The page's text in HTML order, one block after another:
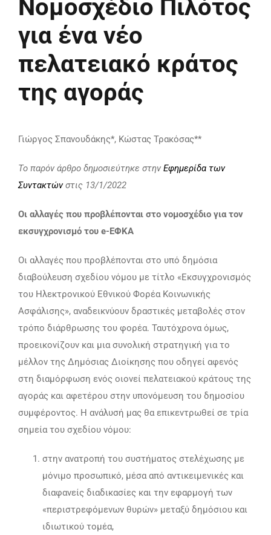
ΕΠΙΚΟΙΝΩΝΙΑ
Νομοσχέδιο Πιλότος
για ένα νέο
πελατειακό κράτος
της αγοράς
Γιώργος Σπανουδάκης*, Κώστας Τρακόσας**
To παρόν άρθρο δημοσιεύτηκε στην Εφημερίδα των
Συντακτώνστις 13/1/2022
Οι αλλαγές που προβλέπονται στο νομοσχέδιο για τον
εκσυγχρονισμό του e-ΕΦΚΑ
Οι αλλαγές που προβλέπονται στο υπό δημόσια
διαβούλευση σχεδίου νόμου με τίτλο «Εκσυγχρονισμός
του Ηλεκτρονικού Εθνικού Φορέα Κοινωνικής
Ασφάλισης», αναδεικνύουν δραστικές μεταβολές στον
τρόπο διάρθρωσης του φορέα. Ταυτόχρονα όμως,
προεικονίζουν και μια συνολική στρατηγική για το
μέλλον της Δημόσιας Διοίκησης που οδηγεί αφενός
στη διαμόρφωση ενός οιονεί πελατειακού κράτους της
αγοράς και αφετέρου στην υπονόμευση του δημοσίου
συμφέροντος. Η ανάλυσή μας θα επικεντρωθεί σε τρία
σημεία του σχεδίου νόμου:
στην ανατροπή του συστήματος στελέχωσης με
μόνιμο προσωπικό, μέσα από αντικειμενικές και
διαφανείς διαδικασίες και την εφαρμογή των
«περιστρεφόμενων θυρών» μεταξύ δημόσιου και
ιδιωτικού τομέα,